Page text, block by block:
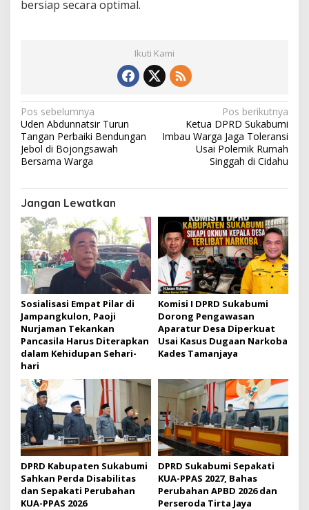
bersiap secara optimal.
Ikuti Kami
N
a
v
i
g
a
s
i
p
o
s
Pos sebelumnya
Uden Abdunnatsir Turun
Tangan Perbaiki Bendungan
Jebol di Bojongsawah
Bersama Warga
Pos berikutnya
Ketua DPRD Sukabumi
Imbau Warga Jaga Toleransi
Usai Polemik Rumah
Singgah di Cidahu
Jangan Lewatkan
Sosialisasi Empat Pilar di
Jampangkulon, Paoji
Nurjaman Tekankan
Pancasila Harus Diterapkan
dalam Kehidupan Sehari-
hari
Komisi I DPRD Sukabumi
Dorong Pengawasan
Aparatur Desa Diperkuat
Usai Kasus Dugaan Narkoba
Kades Tamanjaya
DPRD Kabupaten Sukabumi
Sahkan Perda Disabilitas
dan Sepakati Perubahan
KUA-PPAS 2026
DPRD Sukabumi Sepakati
KUA-PPAS 2027, Bahas
Perubahan APBD 2026 dan
Perseroda Tirta Jaya